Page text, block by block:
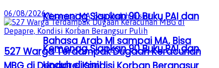
Kemenag Siapkan 90 Buku PAI dan
Bahasa Arab MI sampai MA, Bisa
Kemenag Siapkan 90 Buku PAI dan
06/08/2026
527 Warga Terdampak Dugaan Keracunan